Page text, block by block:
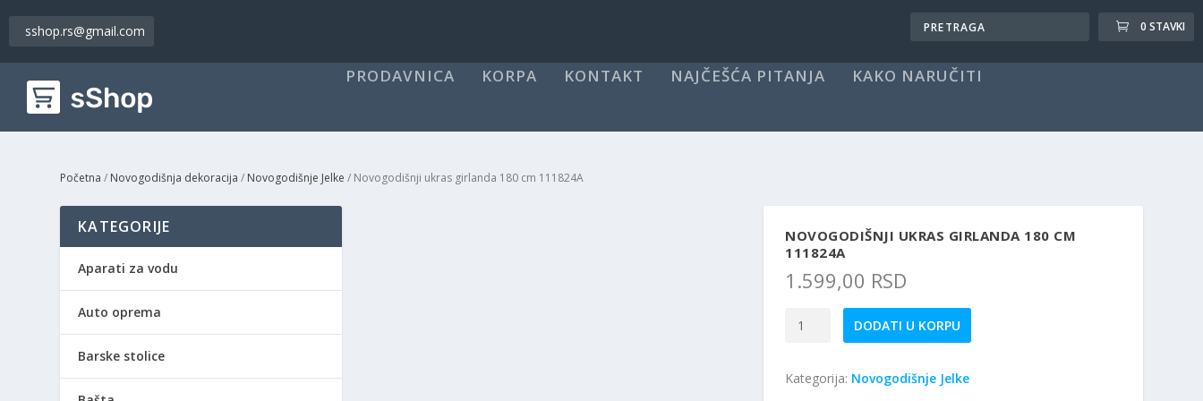
sshop.rs@gmail.com 0 STAVKI
PRODAVNICA KORPA KONTAKT NAJČEŠĆA PITANJA KAKO NARUČITI
Početna / Novogodišnja dekoracija / Novogodišnje Jelke / Novogodišnji ukras girlanda 180 cm 111824A
NOVOGODIŠNJI UKRAS GIRLANDA 180 CM
111824A
1.599,00 RSD
180
DODATI U KORPU
Kategorija: Novogodišnje Jelke
KATEGORIJE
Aparati za vodu
Auto oprema
Barske stolice